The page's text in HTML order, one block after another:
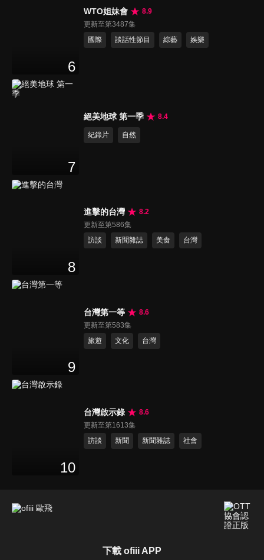
6
WTO姐妹會
8.9
更新至第3487集
國際
談話性節目 綜藝 娛樂
7
絕美地球 第一季 8.4
紀錄片 自然
8
進擊的台灣
8.2
更新至第586集
訪談
新聞雜誌 美食 台灣
9
台灣第一等
8.6
更新至第583集
旅遊
文化 台灣
10
台灣啟示錄
8.6
更新至第1613集
訪談
新聞 新聞雜誌 社會
下載 ofiii APP